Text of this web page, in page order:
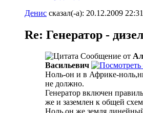
Денис сказал(-а): 20.12.2009 22:31
Re: Генератор -
Сообщение от
Васильевич
Ноль-он и в Африке-
не должно.
Генератор включен
же и заземлен к общей